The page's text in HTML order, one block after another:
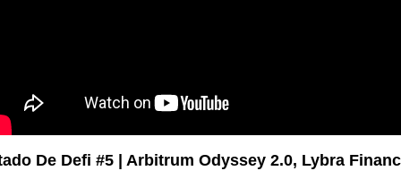
De Defi #5 | Arbitrum Odyssey 2.0, Lybra